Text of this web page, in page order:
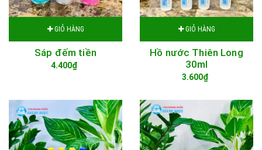
GIỎ HÀNG
Sáp đếm tiền
4.400₫
GIỎ HÀNG
Hồ nước Thiên Long
30ml
3.600₫